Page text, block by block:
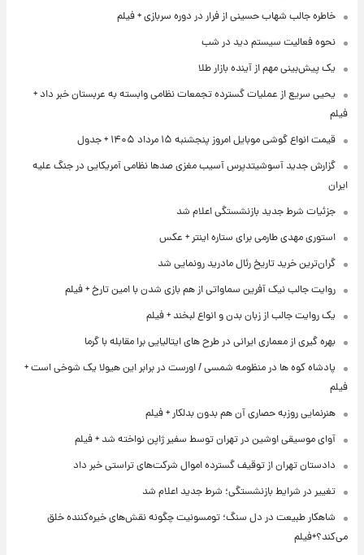
خاطره جالب شهاب حسینی از فرار در دوره سربازی + فیلم
نحوه فعالیت سیستم دید در شب
یک پیش‌بینی مهم از آینده بازار طلا
یحیی سریع از عملیات گسترده تجمعات نظامی وابسته به عربستان خبر داد +
فیلم
قیمت انواع گوشی موبایل امروز پنجشنبه ۱۵ مرداد ۱۴۰۵ + جدول
گزارش جدید آسوشیتدپرس آسیب مغزی صدها نظامی آمریکایی در جنگ علیه
ایران
جزئیات شرط جدید بازنشستگی اعلام شد
استوری مهدی طارمی برای ستاره اینتر + عکس
گران‌ترین خرید تاریخ رئال مادرید رونمایی شد
روایت جالب نیک آفرین سماواتی از هم بازی شدن با امین تارخ + فیلم
یک روایت جالب از زبان بدن و انواع لبخند + فیلم
بهره گیری از معماری ایرانی در طرح های ایتالیایی برا مقابله با گرما
پادشاه کوه ها در منظومه شمسی / اورست در برابر این هیولا یک شوخی است +
فیلم
هنرنمایی روزبه حصاری آن هم بدون بدلکار + فیلم
آوای موسیقی اوشین در تهران توسط سفیر ژاپن نواخته شد + فیلم
دادستان تهران از توقیف گسترده اموال شرکت‌های تراستی خبر داد
تغییر در شرایط بازنشستگی؛ شرط جدید اعلام شد
شاهکار طبیعت در دل سنگ؛ تومسونیت چگونه نقش‌های خیره‌کننده خلق
می‌کند؟+فیلم